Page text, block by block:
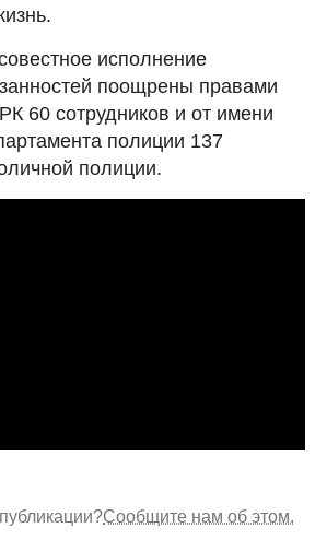
исполнение
поощрены правами
60 сотрудников и от имени
полиции 137
полиции.
Сообщите нам об этом.